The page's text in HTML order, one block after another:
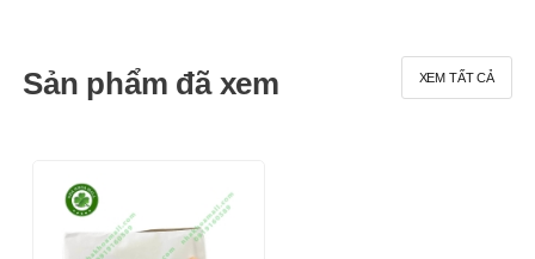
Sản phẩm đã xem XEM TẤT CẢ